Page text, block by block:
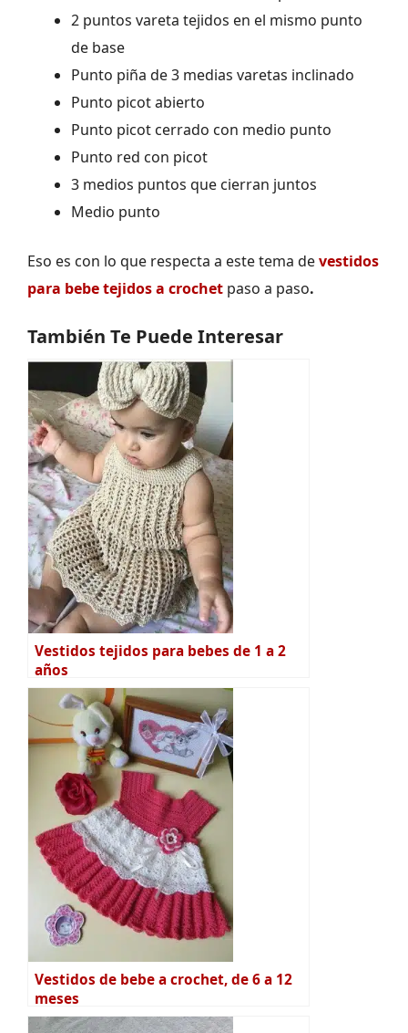
2 puntos vareta tejidos en el mismo punto
de base
Punto piña de 3 medias varetas inclinado
Punto picot abierto
Punto picot cerrado con medio punto
Punto red con picot
3 medios puntos que cierran juntos
Medio punto
Eso es con lo que respecta a este tema devestidos
para bebe tejidos a crochet paso a paso.
También Te Puede Interesar
Vestidos tejidos para bebes de 1 a 2
años
Vestidos de bebe a crochet, de 6 a 12
meses